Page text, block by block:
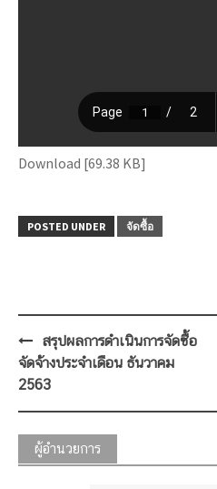
Download [69.38 KB]
POSTED UNDER จัดซื้อ
Post
navigation
สรุปผลการดำเนินการจัดซื้อ
จัดจ้างประจำเดือน ธันวาคม
2563
ผู้อำนวยการ